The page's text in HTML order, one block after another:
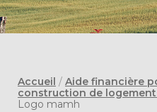
Accueil / Aide financière
construction de
Logo mamh